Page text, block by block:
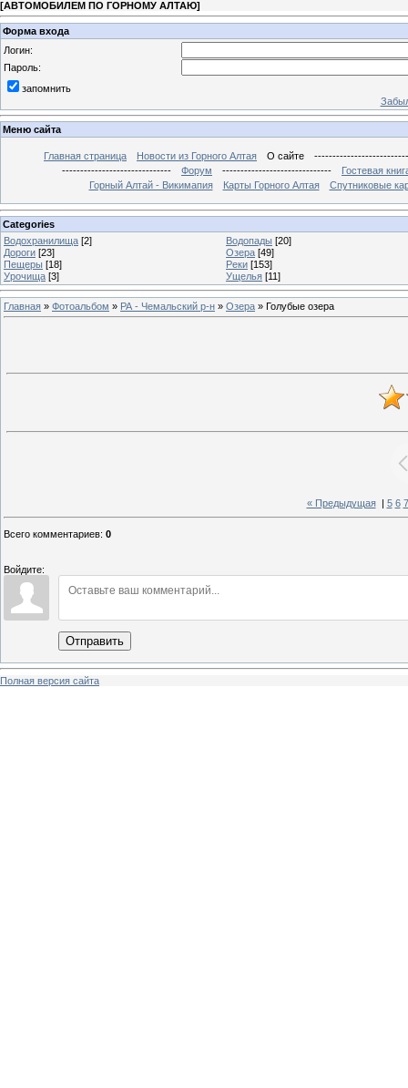
[АВТОМОБИЛЕМ ПО ГОРНОМУ АЛТАЮ]
Форма входа
Логин:
Пароль:
запомнить
Меню сайта
Главная страница Новости из Горного Алтая О сайте
------------------------------
Форум ------------------------------
Гостевая
Горный Алтай - Викимапия
Карты Горного Алтая Спутниковые
Categories
Водохранилища [2] Водопады [20]
Дороги [23] Озера [49]
Пещеры [18] Реки [153]
Урочища [3] Ущелья [11]
Главная » Фотоальбом » РА - Чемальский р-н » Озера » Голубые озера
« Предыдущая| 5 6 7
Всего комментариев: 0
Войдите:
Отправить
Полная версия сайта